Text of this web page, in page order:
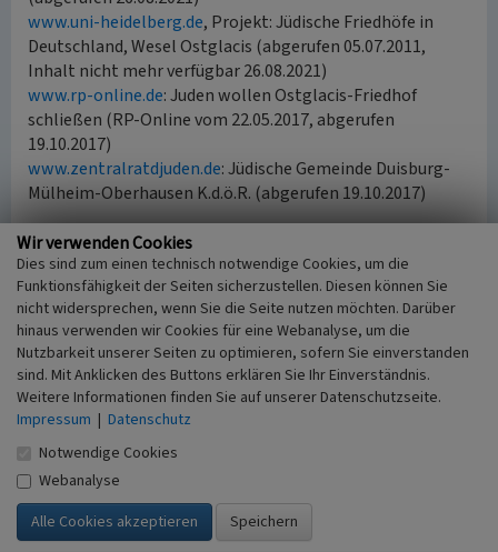
www.uni-heidelberg.de, Projekt: Jüdische Friedhöfe in
Deutschland, Wesel Ostglacis (abgerufen 05.07.2011,
Inhalt nicht mehr verfügbar 26.08.2021)
www.rp-online.de: Juden wollen Ostglacis-Friedhof
schließen (RP-Online vom 22.05.2017, abgerufen
19.10.2017)
www.zentralratdjuden.de: Jüdische Gemeinde Duisburg-
Mülheim-Oberhausen K.d.ö.R. (abgerufen 19.10.2017)
Literatur
Nitrowski, Christoph (1998) Ringenberg.
(Rheinischer Städteatlas, Lieferung XIII, Nr. 73.) S.
11f., Köln.
Pracht-Jörns, Elfi (2000) Jüdisches Kulturerbe in
Nordrhein-Westfalen, Teil II: Regierungsbezirk
Düsseldorf. (Beiträge zu den Bau- und
Kunstdenkmälern im Rheinland 34.2.) S. 612-616,
Köln.
Reuter, Ursula (2007)
frühen 19. bis zum Beginn des 21. Jahrhunderts.
(Geschichtlicher Atlas der Rheinlande, VIII.8.) Bonn.
Wir verwenden Cookies
Dies sind zum einen technisch notwendige Cookies, um die
Funktionsfähigkeit der Seiten sicherzustellen. Diesen können Sie
nicht widersprechen, wenn Sie die Seite nutzen möchten. Darüber
hinaus verwenden wir Cookies für eine Webanalyse, um die
Nutzbarkeit unserer Seiten zu optimieren, sofern Sie einverstanden
sind. Mit Anklicken des Buttons erklären Sie Ihr Einverständnis.
Weitere Informationen finden Sie auf unserer Datenschutzseite.
Impressum | Datenschutz
Notwendige Cookies
Webanalyse